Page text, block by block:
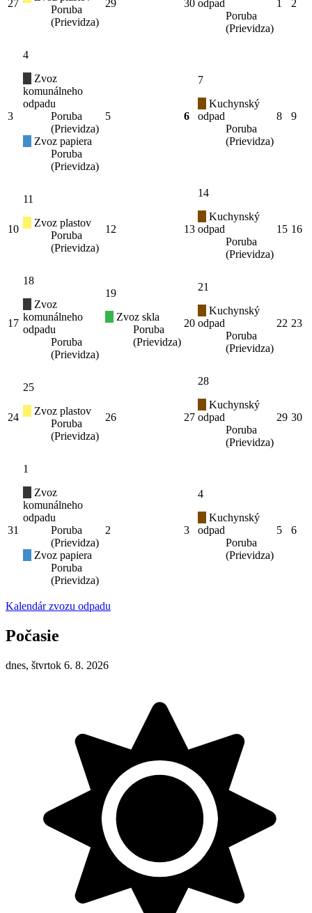
27
Poruba
(Prievidza)
29 30 odpad
Poruba
(Prievidza)
1 2
3
4
Zvoz
komunálneho
odpadu
Poruba
(Prievidza)
Zvoz papiera
Poruba
(Prievidza)
5 6
7
Kuchynský
odpad
Poruba
(Prievidza)
8 9
10
11
Zvoz plastov
Poruba
(Prievidza)
12 13
14
Kuchynský
odpad
Poruba
(Prievidza)
15 16
17
18
Zvoz
komunálneho
odpadu
Poruba
(Prievidza)
19
Zvoz skla
Poruba
(Prievidza)
20
21
Kuchynský
odpad
Poruba
(Prievidza)
22 23
24
25
Zvoz plastov
Poruba
(Prievidza)
26 27
28
Kuchynský
odpad
Poruba
(Prievidza)
29 30
31
1
Zvoz
komunálneho
odpadu
Poruba
(Prievidza)
Zvoz papiera
Poruba
(Prievidza)
2 3
4
Kuchynský
odpad
Poruba
(Prievidza)
5 6
Kalendár zvozu odpadu
Počasie
dnes, štvrtok 6. 8. 2026